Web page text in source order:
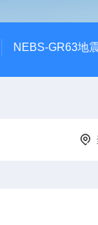
NEBS-GR63地